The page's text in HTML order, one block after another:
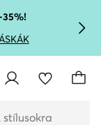
stílusokra